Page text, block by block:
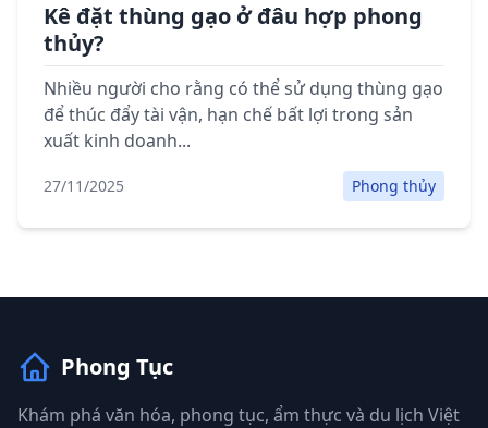
Kê đặt thùng gạo ở đâu hợp phong
thủy?
Nhiều người cho rằng có thể sử dụng thùng gạo
để thúc đẩy tài vận, hạn chế bất lợi trong sản
xuất kinh doanh...
27/11/2025 Phong thủy
Phong Tục
Khám phá văn hóa, phong tục, ẩm thực và du lịch Việt